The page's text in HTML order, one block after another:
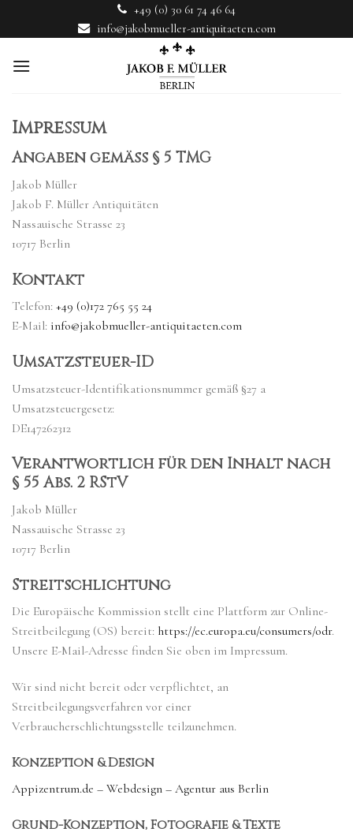
+49 (0) 30 61 74 46 64
info@jakobmueller-antiquitaeten.com
Impressum
Angaben gemäß § 5 TMG
Jakob Müller
Jakob F. Müller Antiquitäten
Nassauische Strasse 23
10717 Berlin
Kontakt
Telefon: +49 (0)172 765 55 24
E-Mail: info@jakobmueller-antiquitaeten.com
Umsatzsteuer-ID
Umsatzsteuer-Identifikationsnummer gemäß §27 a
Umsatzsteuergesetz:
DE147262312
Verantwortlich für den Inhalt nach
§ 55 Abs. 2 RStV
Jakob Müller
Nassauische Strasse 23
10717 Berlin
Streitschlichtung
Die Europäische Kommission stellt eine Plattform zur Online-
Streitbeilegung (OS) bereit: https://ec.europa.eu/consumers/odr.
Unsere E-Mail-Adresse finden Sie oben im Impressum.
Wir sind nicht bereit oder verpflichtet, an
Streitbeilegungsverfahren vor einer
Verbraucherschlichtungsstelle teilzunehmen.
Konzeption & Design
Appizentrum.de – Webdesign – Agentur aus Berlin
Grund-Konzeption, Fotografie & Texte